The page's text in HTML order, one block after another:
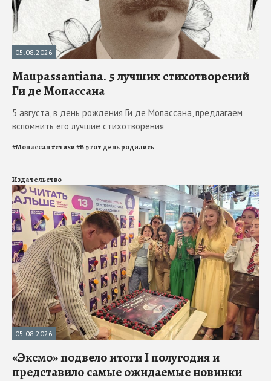
05.08.2026
Maupassantiana. 5 лучших стихотворений
Ги де Мопассана
5 августа, в день рождения Ги де Мопассана, предлагаем
вспомнить его лучшие стихотворения
#Мопассан#стихи#В этот день родились
Издательство
05.08.2026
«Эксмо» подвело итоги I полугодия и
представило самые ожидаемые новинки